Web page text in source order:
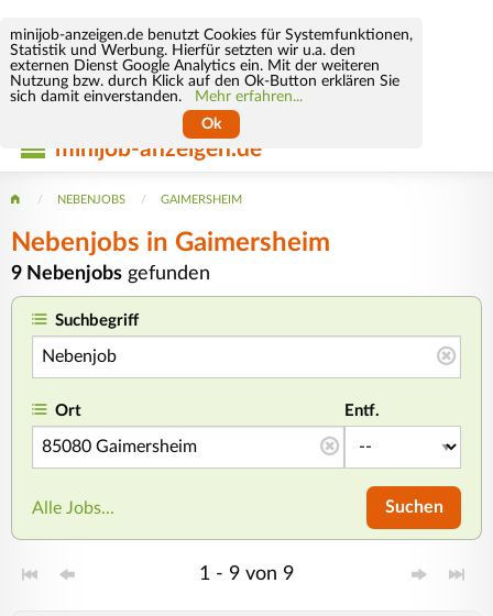
minijob-anzeigen.de benutzt Cookies für Systemfunktionen,
Statistik und Werbung. Hierfür setzten wir u.a. den
externen Dienst Google Analytics ein. Mit der weiteren
Nutzung bzw. durch Klick auf den Ok-Button erklären Sie
sich damit einverstanden.
Mehr erfahren...
Ok
minijob-anzeigen.de
NEBENJOBS GAIMERSHEIM
Nebenjobs in Gaimersheim
9 Nebenjobs gefunden
Suchbegriff
Ort Entf.
Alle Jobs... Suchen
1 - 9 von 9